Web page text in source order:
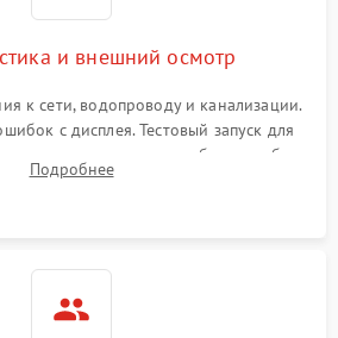
и внешний осмотр
к сети, водопроводу и канализации.
с дисплея. Тестовый запуск для
шумов, протечек или сбоев в работе
модуля управления.
Подробнее